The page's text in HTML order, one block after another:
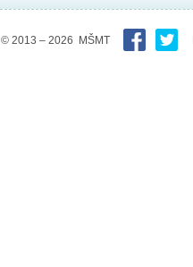
© 2013 – 2026 MŠMT